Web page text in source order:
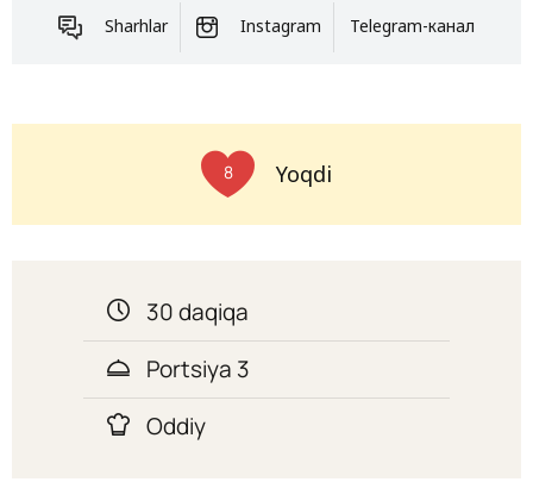
Sharhlar Instagram Telegram-канал
8 Yoqdi
30 daqiqa
Portsiya 3
Oddiy